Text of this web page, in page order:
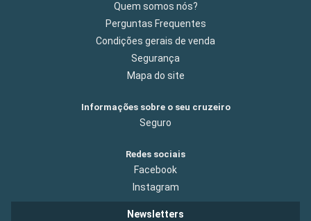
Quem somos nós?
Perguntas Frequentes
Condições gerais de venda
Segurança
Mapa do site
Informações sobre o seu cruzeiro
Seguro
Redes sociais
Facebook
Instagram
Newsletters